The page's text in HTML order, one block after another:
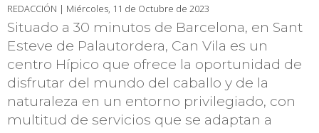
REDACCIÓN | Miércoles, 11 de Octubre de 2023
Situado a 30 minutos de Barcelona, en Sant
Esteve de Palautordera, Can Vila es un
centro Hípico que ofrece la oportunidad de
disfrutar del mundo del caballo y de la
naturaleza en un entorno privilegiado, con
multitud de servicios que se adaptan a